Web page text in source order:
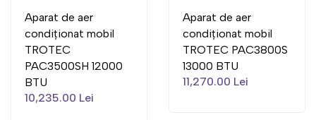
Aparat de aer
condiționat mobil
TROTEC
PAC3500SH 12000
BTU
10,235.00 Lei
Aparat de aer
condiționat mobil
TROTEC PAC3800S
13000 BTU
11,270.00 Lei